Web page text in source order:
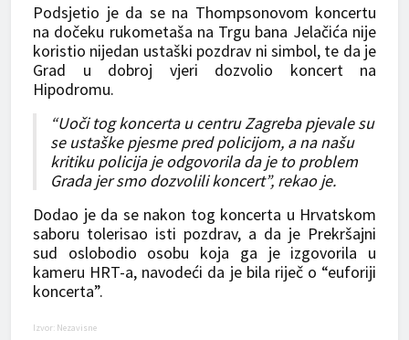
Podsjetio je da se na Thompsonovom koncertu
na dočeku rukometaša na Trgu bana Jelačića nije
koristio nijedan ustaški pozdrav ni simbol, te da je
Grad u dobroj vjeri dozvolio koncert na
Hipodromu.
“Uoči tog koncerta u centru Zagreba pjevale su
se ustaške pjesme pred policijom, a na našu
kritiku policija je odgovorila da je to problem
Grada jer smo dozvolili koncert”, rekao je.
Dodao je da se nakon tog koncerta u Hrvatskom
saboru tolerisao isti pozdrav, a da je Prekršajni
sud oslobodio osobu koja ga je izgovorila u
kameru HRT-a, navodeći da je bila riječ o “euforiji
koncerta”.
Izvor: Nezavisne